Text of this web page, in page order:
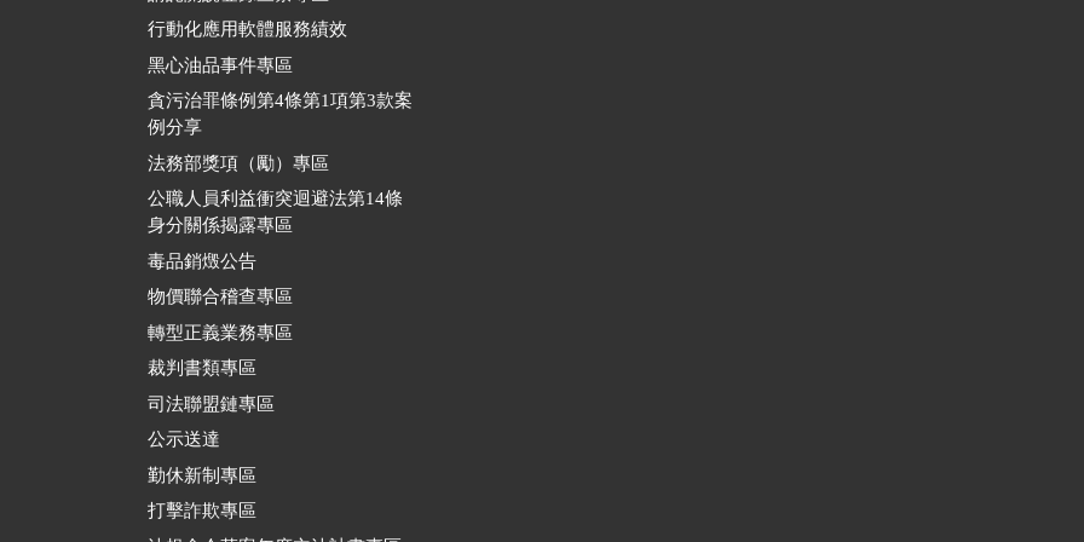
行動化應用軟體服務績效
黑心油品事件專區
貪污治罪條例第4條第1項第3款案
例分享
法務部獎項（勵）專區
公職人員利益衝突迴避法第14條
身分關係揭露專區
毒品銷燬公告
物價聯合稽查專區
轉型正義業務專區
裁判書類專區
司法聯盟鏈專區
公示送達
勤休新制專區
打擊詐欺專區